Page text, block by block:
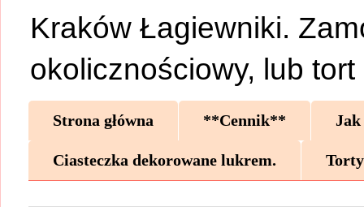
Kraków Łagiewniki.
okolicznościowy, lub tort
Strona główna **Cennik** Jak
Ciasteczka dekorowane lukrem.